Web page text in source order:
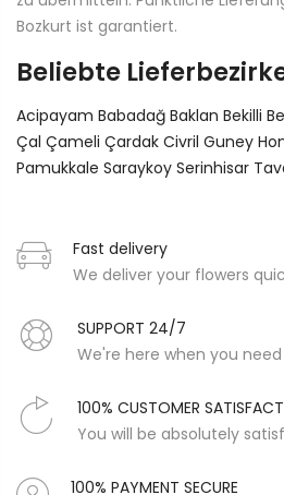
Bozkurt ist garantiert.
Beliebte
Acipayam Babadağ Baklan Bekilli
Çal Çameli Çardak Civril Guney
Pamukkale Saraykoy Serinhisar
Fast delivery
We deliver your flowers
SUPPORT 24/7
We're here when you need
100% CUSTOMER
You will be absolutely
100% PAYMENT SECURE